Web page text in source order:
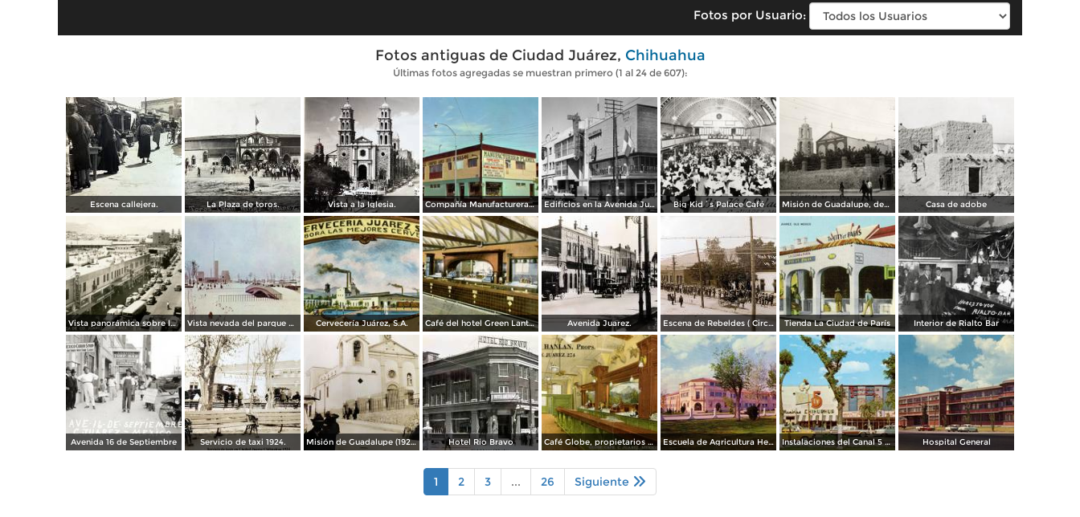
Fotos por Usuario:
Fotos antiguas de Ciudad Juárez, Chihuahua
Últimas fotos agregadas se muestran primero (1 al 24 de 607):
Escena callejera. La Plaza de toros. Vista a la Iglesia. Compañía Manufacturera Plamex, en el cruce de Insurgentes y Paraguay Edificios en la Avenida Juárez Big Kid´s Palace Café Misión de Guadalupe, depúes de la toma de Ciudad Juárez, durante la Revolución Mexicana Casa de adobe
Vista panorámica sobre la Avenida 16 de Septiembre Vista nevada del parque El Chamizal Cervecería Juárez, S.A. Café del hotel Green Lantern Inn Avenida Juarez. Escena de Rebeldes ( Circulada el 8 de Diciembre de 1913 ). Tienda La Ciudad de París Interior de Rialto Bar
Avenida 16 de Septiembre Servicio de taxi 1924. Misión de Guadalupe (1924) Hotel Rio Bravo Café Globe, propietarios Mooney & Hanlan Escuela de Agricultura Hermanos Escobar Instalaciones del Canal 5 XEJ TV Hospital General
1 2 3 ... 26 Siguiente